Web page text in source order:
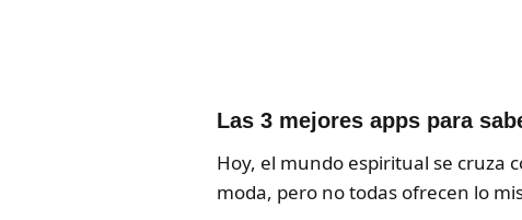
Las 3 mejores apps para
Hoy, el mundo espiritual se cruza
moda, pero no todas ofrecen lo